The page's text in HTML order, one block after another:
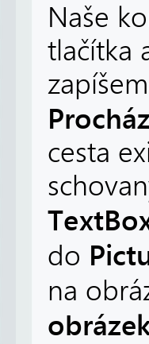
Naše
tlačítka
cesta
do
na